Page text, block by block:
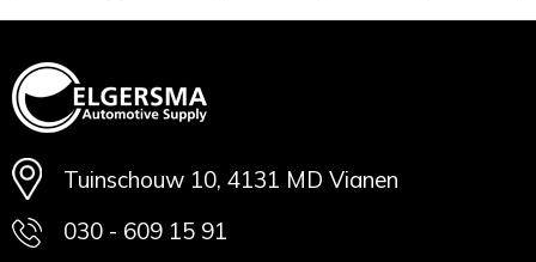
Tuinschouw 10, 4131 MD Vianen
030 - 609 15 91